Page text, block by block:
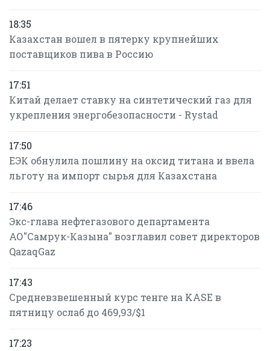
18:35
Казахстан вошел в пятерку крупнейших
поставщиков пива в Россию
17:51
Китай делает ставку на синтетический газ для
укрепления энергобезопасности - Rystad
17:50
ЕЭК обнулила пошлину на оксид титана и ввела
льготу на импорт сырья для Казахстана
17:46
Экс-глава нефтегазового департамента
АО"Самрук-Казына" возглавил совет директоров
QazaqGaz
17:43
Средневзвешенный курс тенге на KASE в
пятницу ослаб до 469,93/$1
17:23